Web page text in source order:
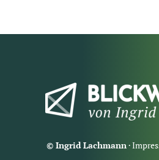
© Ingrid Lachmann·